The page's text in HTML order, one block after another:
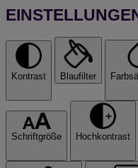
Kontrast Blaufilter
Schriftgröße Hochkontrast